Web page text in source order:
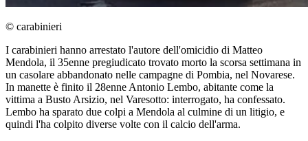
© carabinieri
I carabinieri hanno arrestato l'autore dell'omicidio di Matteo
Mendola, il 35enne pregiudicato trovato morto la scorsa settimana in
un casolare abbandonato nelle campagne di Pombia, nel Novarese.
In manette è finito il 28enne Antonio Lembo, abitante come la
vittima a Busto Arsizio, nel Varesotto: interrogato, ha confessato.
Lembo ha sparato due colpi a Mendola al culmine di un litigio, e
quindi l'ha colpito diverse volte con il calcio dell'arma.